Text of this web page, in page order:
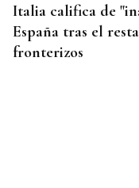
Italia califica de
España tras el
fronterizos